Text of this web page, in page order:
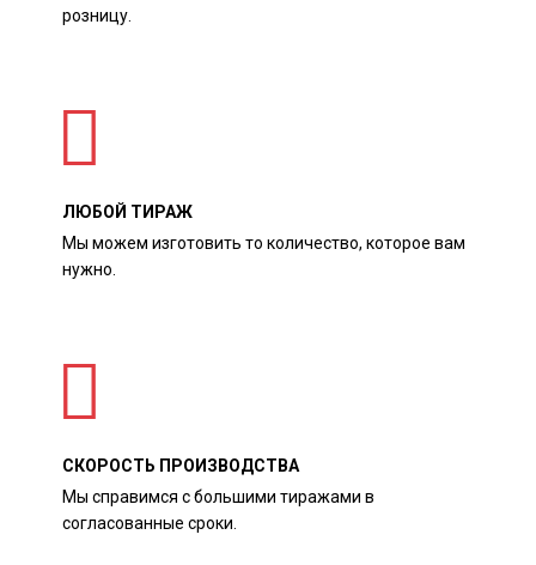
розницу.
ЛЮБОЙ ТИРАЖ
Мы можем изготовить то количество, которое вам
нужно.
СКОРОСТЬ ПРОИЗВОДСТВА
Мы справимся с большими тиражами в
согласованные сроки.